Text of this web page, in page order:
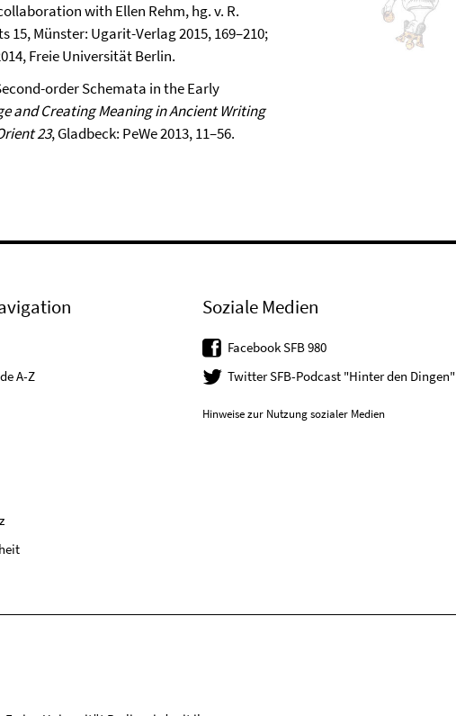
with Ellen Rehm, hg. v. R.
15, Münster: Ugarit-Verlag 2015, 169–210;
Freie Universität Berlin.
order Schemata in the Early
and Creating Meaning in Ancient Writing
23, Gladbeck: PeWe 2013, 11–56.
A-Z
Soziale Medien
Facebook SFB 980
Twitter SFB-Podcast "Hinter den Dingen"
Hinweise zur Nutzung sozialer Medien